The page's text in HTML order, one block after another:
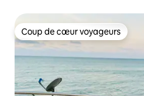
Coup de cœur voyageurs
Coup de cœur voyageurs